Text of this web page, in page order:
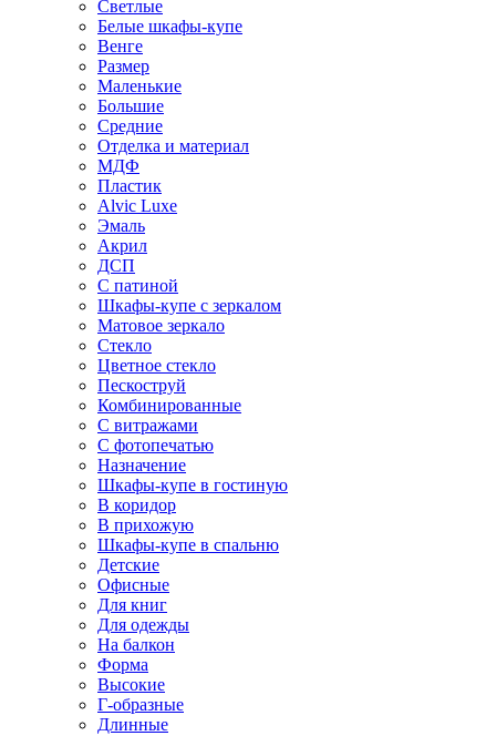
Светлые
Белые шкафы-купе
Венге
Размер
Маленькие
Большие
Средние
Отделка и материал
МДФ
Пластик
Alvic Luxe
Эмаль
Акрил
ДСП
С патиной
Шкафы-купе с зеркалом
Матовое зеркало
Стекло
Цветное стекло
Пескоструй
Комбинированные
С витражами
С фотопечатью
Назначение
Шкафы-купе в гостиную
В коридор
В прихожую
Шкафы-купе в спальню
Детские
Офисные
Для книг
Для одежды
На балкон
Форма
Высокие
Г-образные
Длинные